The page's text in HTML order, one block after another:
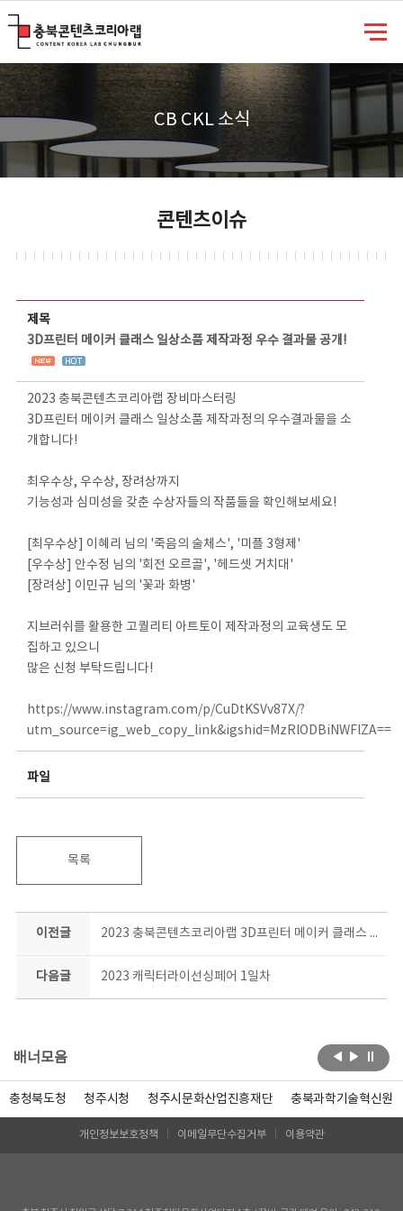
CB CKL 소식
콘텐츠이슈
제목
3D프린터 메이커 클래스 일상소품 제작과정 우수 결과물 공개!
2023 충북콘텐츠코리아랩 장비마스터링
3D프린터 메이커 클래스 일상소품 제작과정의 우수결과물을 소
개합니다!
최우수상, 우수상, 장려상까지
기능성과 심미성을 갖춘 수상자들의 작품들을 확인해보세요!
[최우수상] 이혜리 님의 '죽음의 술체스', '미플 3형제'
[우수상] 안수정 님의 '회전 오르골', '헤드셋 거치대'
[장려상] 이민규 님의 '꽃과 화병'
지브러쉬를 활용한 고퀄리티 아트토이 제작과정의 교육생도 모
집하고 있으니
많은 신청 부탁드립니다!
https://www.instagram.com/p/CuDtKSVv87X/?
utm_source=ig_web_copy_link&igshid=MzRlODBiNWFlZA==
파일
목록
이전글 2023 충북콘텐츠코리아랩 3D프린터 메이커 클래스 일상소품 제작과정 결과공유회 현장!
다음글 2023 캐릭터라이선싱페어 1일차
배너모음
충청북도청 청주시청 청주시문화산업진흥재단 충북과학기술혁신원
개인정보보호정책 이메일무단수집거부 이용약관